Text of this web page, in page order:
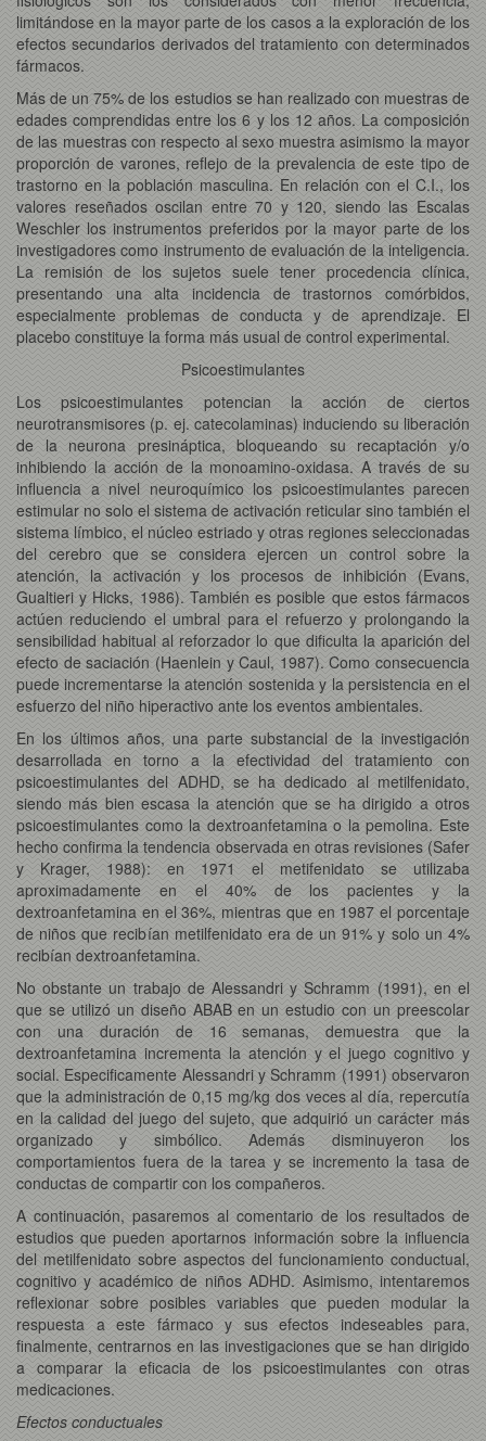
limitándose en la mayor parte de los casos a la exploración de los
efectos secundarios derivados del tratamiento con determinados
fármacos.
Más de un 75% de los estudios se han realizado con muestras de
edades comprendidas entre los 6 y los 12 años. La composición
de las muestras con respecto al sexo muestra asimismo la mayor
proporción de varones, reflejo de la prevalencia de este tipo de
trastorno en la población masculina. En relación con el C.I., los
valores reseñados oscilan entre 70 y 120, siendo las Escalas
Weschler los instrumentos preferidos por la mayor parte de los
investigadores como instrumento de evaluación de la inteligencia.
La remisión de los sujetos suele tener procedencia clínica,
presentando una alta incidencia de trastornos comórbidos,
especialmente problemas de conducta y de aprendizaje. El
placebo constituye la forma más usual de control experimental.
Psicoestimulantes
Los psicoestimulantes potencian la acción de ciertos
neurotransmisores (p. ej. catecolaminas) induciendo su liberación
de la neurona presináptica, bloqueando su recaptación y/o
inhibiendo la acción de la monoamino-oxidasa. A través de su
influencia a nivel neuroquímico los psicoestimulantes parecen
estimular no solo el sistema de activación reticular sino también el
sistema límbico, el núcleo estriado y otras regiones seleccionadas
del cerebro que se considera ejercen un control sobre la
atención, la activación y los procesos de inhibición (Evans,
Gualtieri y Hicks, 1986). También es posible que estos fármacos
actúen reduciendo el umbral para el refuerzo y prolongando la
sensibilidad habitual al reforzador lo que dificulta la aparición del
efecto de saciación (Haenlein y Caul, 1987). Como consecuencia
puede incrementarse la atención sostenida y la persistencia en el
esfuerzo del niño hiperactivo ante los eventos ambientales.
En los últimos años, una parte substancial de la investigación
desarrollada en torno a la efectividad del tratamiento con
psicoestimulantes del ADHD, se ha dedicado al metilfenidato,
siendo más bien escasa la atención que se ha dirigido a otros
psicoestimulantes como la dextroanfetamina o la pemolina. Este
hecho confirma la tendencia observada en otras revisiones (Safer
y Krager, 1988): en 1971 el metifenidato se utilizaba
aproximadamente en el 40% de los pacientes y la
dextroanfetamina en el 36%, mientras que en 1987 el porcentaje
de niños que recibían metilfenidato era de un 91% y solo un 4%
recibían dextroanfetamina.
No obstante un trabajo de Alessandri y Schramm (1991), en el
que se utilizó un diseño ABAB en un estudio con un preescolar
con una duración de 16 semanas, demuestra que la
dextroanfetamina incrementa la atención y el juego cognitivo y
social. Especificamente Alessandri y Schramm (1991) observaron
que la administración de 0,15 mg/kg dos veces al día, repercutía
en la calidad del juego del sujeto, que adquirió un carácter más
organizado y simbólico. Además disminuyeron los
comportamientos fuera de la tarea y se incremento la tasa de
conductas de compartir con los compañeros.
A continuación, pasaremos al comentario de los resultados de
estudios que pueden aportarnos información sobre la influencia
del metilfenidato sobre aspectos del funcionamiento conductual,
cognitivo y académico de niños ADHD. Asimismo, intentaremos
reflexionar sobre posibles variables que pueden modular la
respuesta a este fármaco y sus efectos indeseables para,
finalmente, centrarnos en las investigaciones que se han dirigido
a comparar la eficacia de los psicoestimulantes con otras
medicaciones.
Efectos conductuales